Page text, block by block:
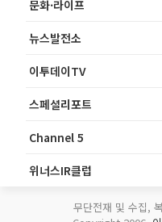
문화·라이프
뉴스발전소
이투데이TV
스페셜리포트
Channel 5
위너스IR클럽
무단전재 및 수집,